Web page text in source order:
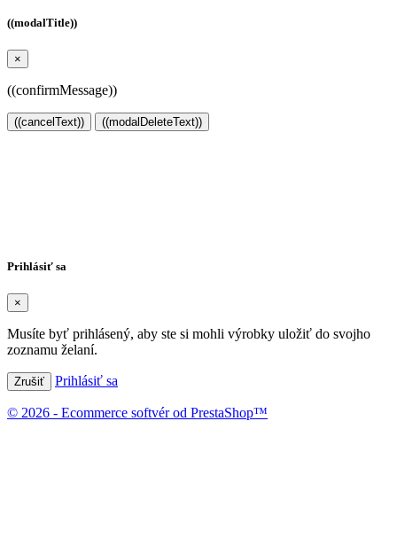
((modalTitle))
×
((confirmMessage))
((cancelText)) ((modalDeleteText))
Prihlásiť sa
×
Musíte byť prihlásený, aby ste si mohli výrobky uložiť do svojho
zoznamu želaní.
Zrušiť Prihlásiť sa
© 2026 - Ecommerce softvér od PrestaShop™